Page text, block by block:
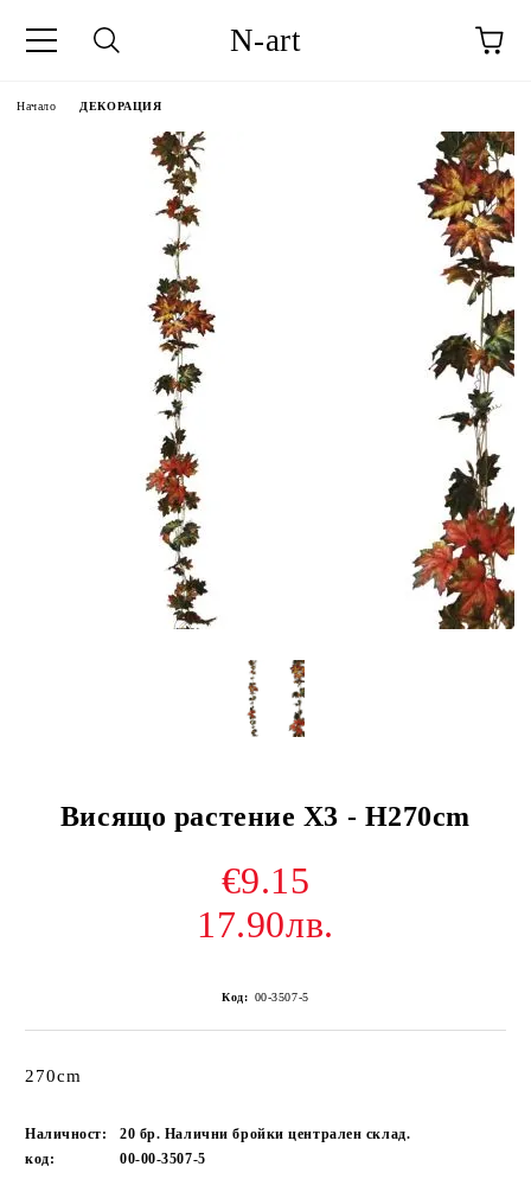
N-art
Начало ДЕКОРАЦИЯ
Висящо растение X3 - H270cm
€9.15
17.90лв.
Код: 00-3507-5
270cm
Наличност:
20 бр. Налични бройки централен склад.
код:
00-00-3507-5